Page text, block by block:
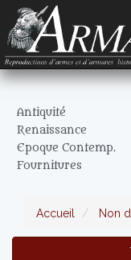
Antiquité
Renaissance
Epoque Contemp.
Fournitures
Accueil Non